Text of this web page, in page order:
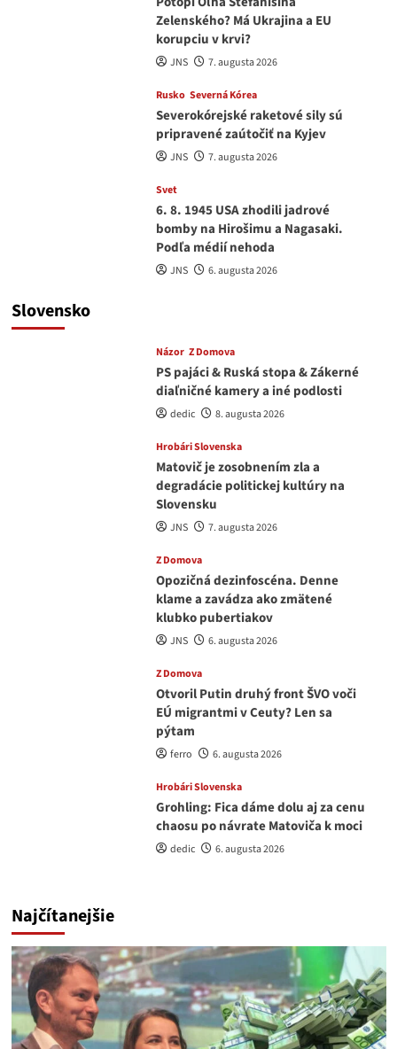
Zelenského? Má Ukrajina a EU
korupciu v krvi?
JNS 7. augusta 2026
Rusko Severná Kórea
Severokórejské raketové sily sú
pripravené zaútočiť na Kyjev
JNS 7. augusta 2026
Svet
6. 8. 1945 USA zhodili jadrové
bomby na Hirošimu a Nagasaki.
Podľa médií nehoda
JNS 6. augusta 2026
Slovensko
Názor Z Domova
PS pajáci & Ruská stopa & Zákerné
diaľničné kamery a iné podlosti
dedic 8. augusta 2026
Hrobári Slovenska
Matovič je zosobnením zla a
degradácie politickej kultúry na
Slovensku
JNS 7. augusta 2026
Z Domova
Opozičná dezinfoscéna. Denne
klame a zavádza ako zmätené
klubko pubertiakov
JNS 6. augusta 2026
Z Domova
Otvoril Putin druhý front ŠVO voči
EÚ migrantmi v Ceuty? Len sa
pýtam
ferro 6. augusta 2026
Hrobári Slovenska
Grohling: Fica dáme dolu aj za cenu
chaosu po návrate Matoviča k moci
dedic 6. augusta 2026
Najčítanejšie